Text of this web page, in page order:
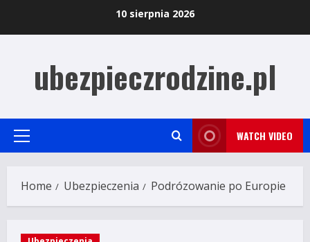
10 sierpnia 2026
ubezpieczrodzine.pl
Primary
WATCH VIDEO
Home Ubezpieczenia Podrózowanie po Europie